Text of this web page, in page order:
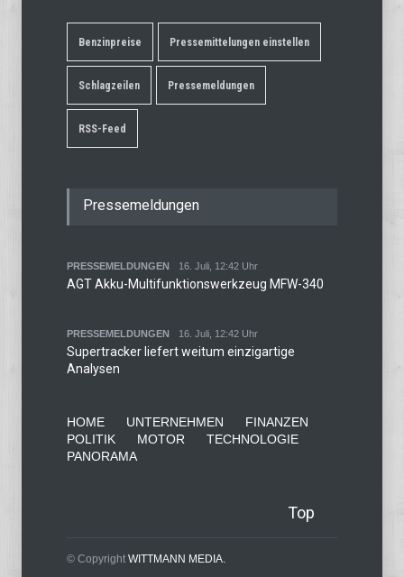
Benzinpreise Pressemittelungen einstellen
Schlagzeilen Pressemeldungen
RSS-Feed
Pressemeldungen
PRESSEMELDUNGEN 16. Juli, 12:42 Uhr
AGT Akku-Multifunktionswerkzeug MFW-340
PRESSEMELDUNGEN 16. Juli, 12:42 Uhr
Supertracker liefert weitum einzigartige
Analysen
HOME UNTERNEHMEN
FINANZEN
POLITIK
MOTOR
TECHNOLOGIE
PANORAMA
Top
© Copyright WITTMANN MEDIA.